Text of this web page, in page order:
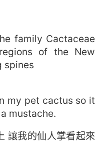
family Cactaceae
of the New
spines
my pet cactus so it
mustache.
讓我的仙人掌看起來